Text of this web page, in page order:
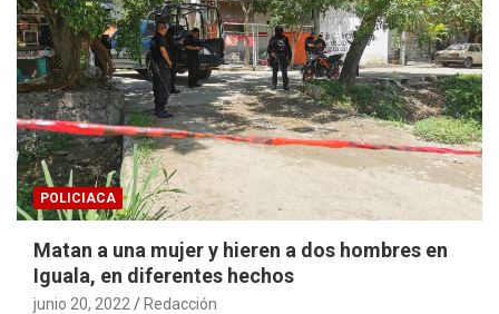
POLICIACA
Matan a una mujer y hieren a dos hombres en
Iguala, en diferentes hechos
junio 20, 2022 Redacción